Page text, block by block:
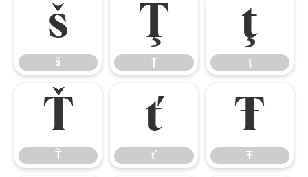
š
š
Ţ
Ţ
ţ
ţ
Ť
Ť
ť
ť
Ŧ
Ŧ